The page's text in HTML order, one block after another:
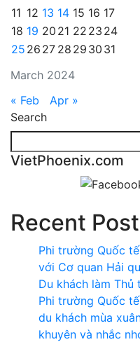
March 2024
11 12 13 14 15 16 17
18 19 20 21 22 23 24
25 26 27 28 29 30 31
« Feb
Apr »
Search
VietPhoenix.com
Recent
Phi trường Quốc
với Cơ quan Hải
Du khách làm Thủ
Phi trường Quốc
du khách mùa
khuyên và nhắc